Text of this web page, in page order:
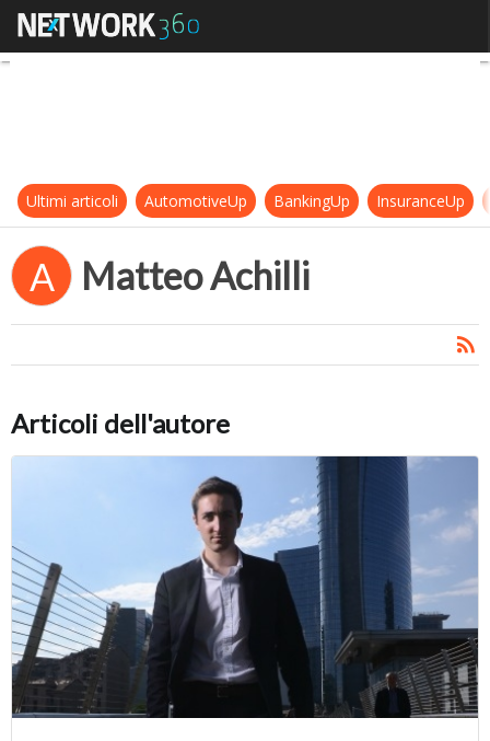
Matteo Achilli
Ultimi articoli AutomotiveUp BankingUp InsuranceUp
A Matteo Achilli
Articoli dell'autore